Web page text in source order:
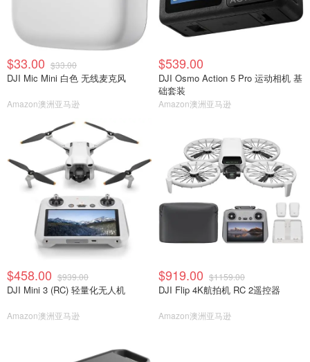
$33.00 $33.00
DJI Mic Mini 白色 无线麦克风
Amazon澳洲亚马逊
$539.00
DJI Osmo Action 5 Pro 运动相机 基
础套装
Amazon澳洲亚马逊
$458.00 $939.00
DJI Mini 3 (RC) 轻量化无人机
Amazon澳洲亚马逊
$919.00 $1159.00
DJI Flip 4K航拍机 RC 2遥控器
Amazon澳洲亚马逊